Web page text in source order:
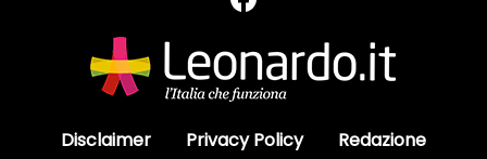
Disclaimer Privacy Policy Redazione